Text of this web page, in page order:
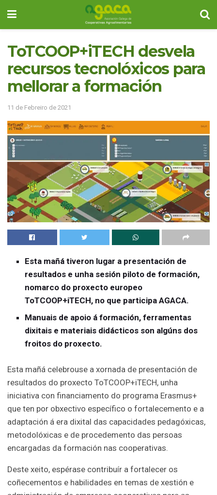
ToTCOOP+iTECH desvela
recursos tecnolóxicos para
mellorar a formación
11 de Febreiro de 2021
Esta mañá tiveron lugar a presentación de
resultados e unha sesión piloto de formación,
nomarco do proxecto europeo
ToTCOOP+iTECH, no que participa AGACA.
Manuais de apoio á formación, ferramentas
dixitais e materiais didácticos son algúns dos
froitos do proxecto.
Esta mañá celebrouse a xornada de presentación de
resultados do proxecto ToTCOOP+iTECH, unha
iniciativa con financiamento do programa Erasmus+
que ten por obxectivo específico o fortalecemento e a
adaptación á era dixital das capacidades pedagóxicas,
metodolóxicas e de procedemento das persoas
encargadas da formación nas cooperativas.
Deste xeito, espérase contribuír a fortalecer os
coñecementos e habilidades en temas de xestión e